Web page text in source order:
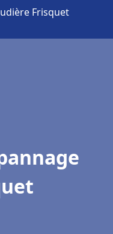
Frisquet